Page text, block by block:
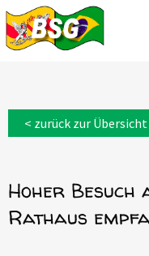
Was wir tun
Veranstaltungen
Galerie
< zurück zur Übersicht
Hoher
Rathaus